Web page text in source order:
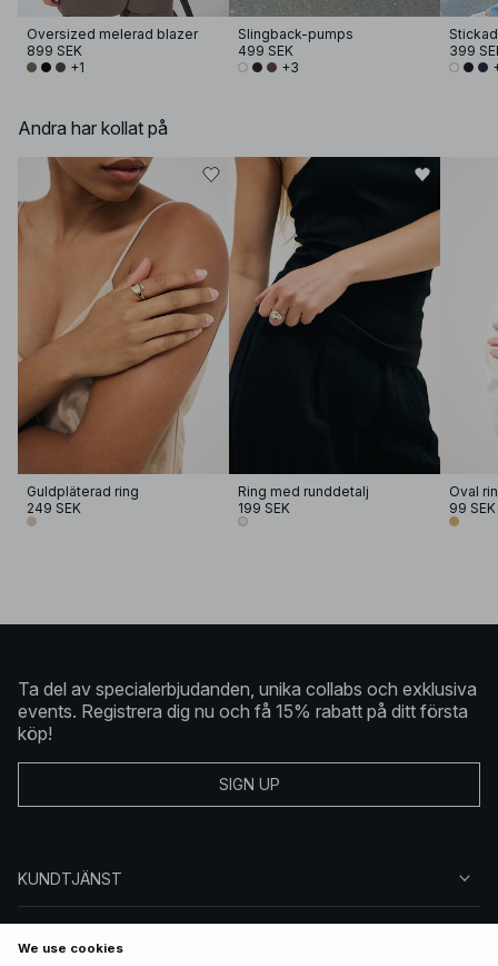
Oversized melerad blazer
899 SEK
+1
Slingback-pumps
499 SEK
+3
399
Andra har kollat på
Guldpläterad ring
249 SEK
Ring med runddetalj
199 SEK
Oval
99 SEK
Ta del av specialerbjudanden, unika collabs och exklusiva
events. Registrera dig nu och få 15% rabatt på ditt första
köp!
SIGN UP
KUNDTJÄNST